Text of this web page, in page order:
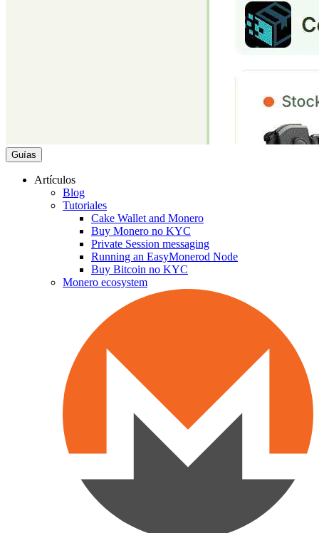
Guías
Artículos
Blog
Tutoriales
Cake Wallet and Monero
Buy Monero no KYC
Private Session messaging
Running an EasyMonerod Node
Buy Bitcoin no KYC
Monero ecosystem